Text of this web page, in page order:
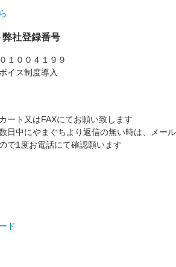
社登録番号
１００４１９９
イス制度導入
ート又はFAXにてお願い致します
日中にやまぐちより返信の無い時は、メール
で1度お電話にて確認願います
ド